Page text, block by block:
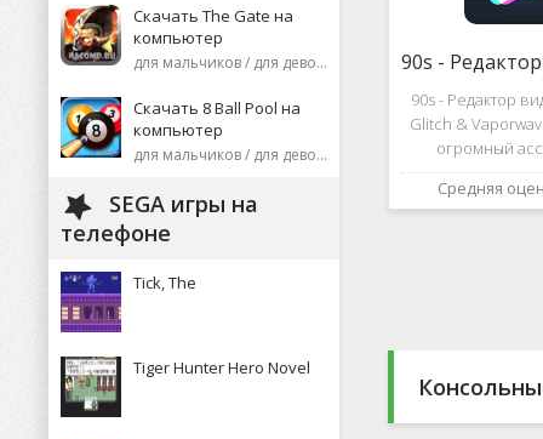
Скачать The Gate на
компьютер
для мальчиков / для девочек
Скачать 8 Ball Pool на
компьютер
для мальчиков / для девочек
SEGA игры на
телефоне
Tick, The
Tiger Hunter Hero Novel
90s - Редактор
Glitch &
огромный
различных
дополнений к
Средняя